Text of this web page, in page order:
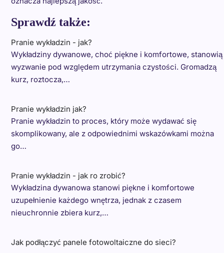
Sprawdź także:
Pranie wykładzin - jak?
Wykładziny dywanowe, choć piękne i komfortowe, stanowią
wyzwanie pod względem utrzymania czystości. Gromadzą
kurz, roztocza,…
Pranie wykładzin jak?
Pranie wykładzin to proces, który może wydawać się
skomplikowany, ale z odpowiednimi wskazówkami można
go…
Pranie wykładzin - jak ro zrobić?
Wykładzina dywanowa stanowi piękne i komfortowe
uzupełnienie każdego wnętrza, jednak z czasem
nieuchronnie zbiera kurz,…
Jak podłączyć panele fotowoltaiczne do sieci?